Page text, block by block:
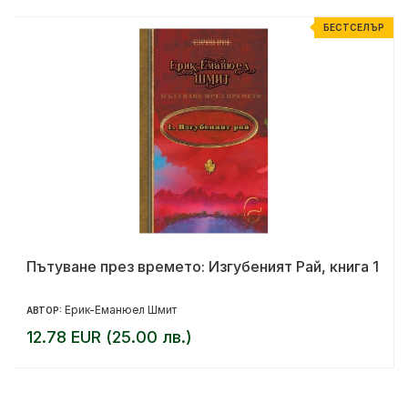
БЕСТСЕЛЪР
Пътуване през времето: Изгубеният Рай, книга 1
АВТОР: Ерик-Еманюел Шмит
12.78 EUR (25.00 лв.)